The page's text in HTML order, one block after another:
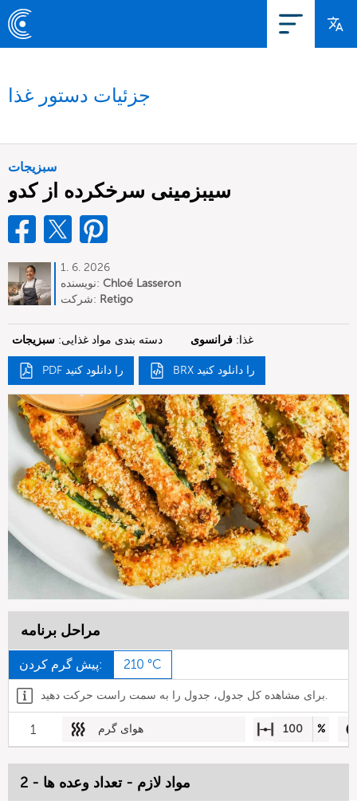
جزئیات دستور غذا
سبزیجات
سیبزمینی سرخکرده از کدو
1. 6. 2026
نویسنده: Chloé Lasseron
شرکت: Retigo
دسته بندی مواد غذایی: سبزیجات غذا: فرانسوی
PDF را دانلود کنید BRX را دانلود کنید
مراحل برنامه
پیش گرم کردن: 210 °C
برای مشاهده کل جدول، جدول را به سمت راست حرکت دهید.
1 هوای گرم 100 %
مواد لازم - تعداد وعده ها - 2